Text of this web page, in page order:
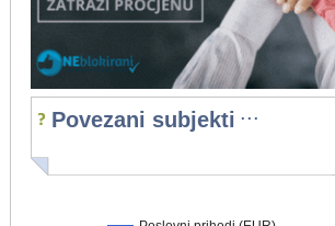
Povezani subjekti ...